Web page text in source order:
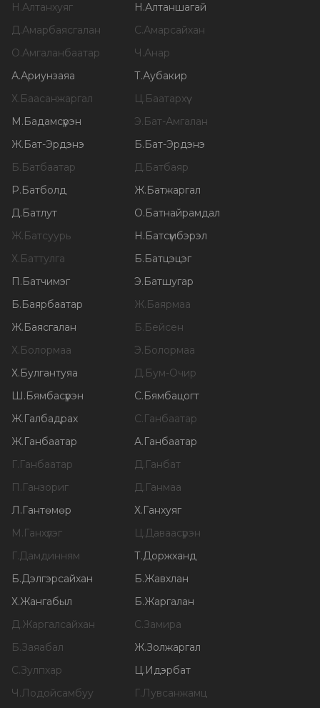
Н.Алтанхуяг Н.Алтаншагай
Д.Амарбаясгалан С.Амарсайхан
О.Амгаланбаатар Ч.Анар
А.Ариунзаяа Т.Аубакир
Х.Баасанжаргал Ц.Баатархүү
М.Бадамсүрэн Э.Бат-Амгалан
Ж.Бат-Эрдэнэ Б.Бат-Эрдэнэ
Б.Батбаатар Д.Батбаяр
Р.Батболд Ж.Батжаргал
Д.Батлут О.Батнайрамдал
Ж.Батсуурь Н.Батсүмбэрэл
Х.Баттулга Б.Батцэцэг
П.Батчимэг Э.Батшугар
Б.Баярбаатар Ж.Баярмаа
Ж.Баясгалан Б.Бейсен
Х.Болормаа Э.Болормаа
Х.Булгантуяа Д.Бум-Очир
Ш.Бямбасүрэн С.Бямбацогт
Ж.Галбадрах С.Ганбаатар
Ж.Ганбаатар А.Ганбаатар
Г.Ганбаатар Д.Ганбат
П.Ганзориг Д.Ганмаа
Л.Гантөмөр Х.Ганхуяг
М.Ганхүлэг Ц.Даваасүрэн
Г.Дамдинням Т.Доржханд
Б.Дэлгэрсайхан Б.Жавхлан
Х.Жангабыл Б.Жаргалан
Д.Жаргалсайхан С.Замира
Б.Заяабал Ж.Золжаргал
С.Зулпхар Ц.Идэрбат
Ч.Лодойсамбуу Г.Лувсанжамц